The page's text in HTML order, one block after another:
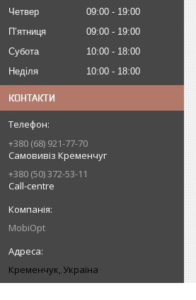
Четвер
09:00
19:00
Пʼятниця
09:00
19:00
Субота
10:00
18:00
Неділя
10:00 18:00
КОНТАКТИ
+380 (68) 921-77-70
Самовивіз Кременчуг
+380 (50) 372-53-11
Call-centre
MobiOpt
Кременчук, Україна